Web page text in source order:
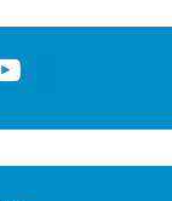
(ΕΠ.), 15